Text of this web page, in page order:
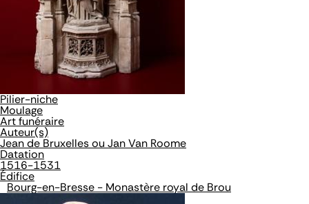
Pilier-niche
Moulage
Art funéraire
Auteur(s)
Jean de Bruxelles ou Jan Van Roome
Datation
1516-1531
Édifice
Bourg-en-Bresse - Monastère royal de Brou